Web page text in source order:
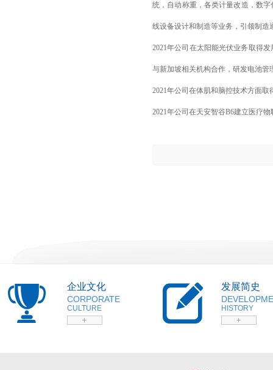
统，自动称重，各类计量改造，数
线设备设计和制造等业务，引领制
2021年公司在太阳能光伏业务取得
与新加坡相关机构合作，研发电池管
2021年公司在体肌和脑控技术方面
2021年公司在天安智谷B6建立医疗
企业文化
CORPORATE
CULTURE
发展简史
HISTORY